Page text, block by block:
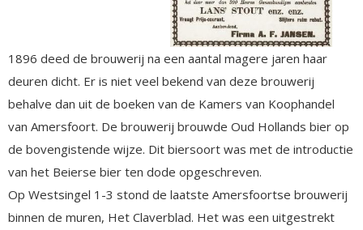
1896 deed de brouwerij na een aantal magere jaren haar
deuren dicht. Er is niet veel bekend van deze brouwerij
behalve dan uit de boeken van de Kamers van Koophandel
van Amersfoort. De brouwerij brouwde Oud Hollands bier op
de bovengistende wijze. Dit biersoort was met de introductie
van het Beierse bier ten dode opgeschreven.
Op Westsingel 1-3 stond de laatste Amersfoortse brouwerij
binnen de muren, Het Claverblad. Het was een uitgestrekt